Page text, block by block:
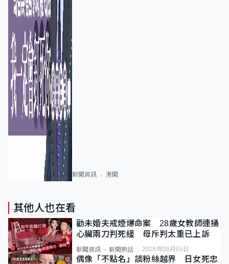
新聞資訊 港聞
其他人也在看
勸未婚夫戒煙爆命案 28歲女教師連捅
心臟兩刀判死緩 母斥判太重已上訴
新聞資訊 新聞熱話 2026年08月05日
偶像「不點名」談粉絲越界 日女死忠